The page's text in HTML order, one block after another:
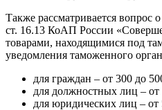
Также рассматривается вопрос
ст. 16.13 КоАП России
товарами, находящимися под
уведомления таможенного
для граждан – от 300 до
для должностных лиц – от
для юридических лиц – от